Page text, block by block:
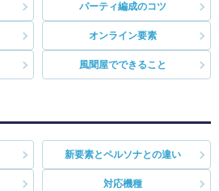
パーティ編成のコツ
オンライン要素
風聞屋でできること
新要素とペルソナとの違い
対応機種